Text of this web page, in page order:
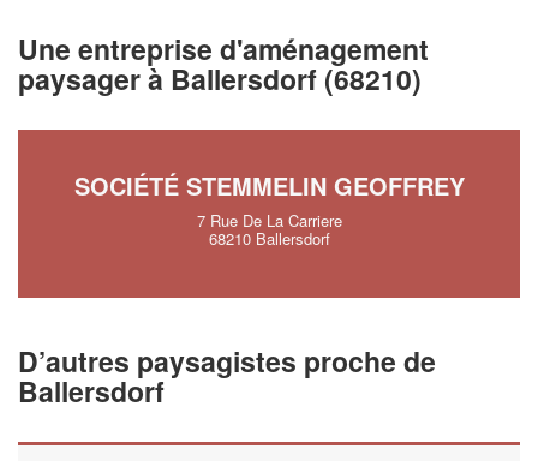
Une entreprise d'aménagement
paysager à Ballersdorf (68210)
SOCIÉTÉ STEMMELIN GEOFFREY
7 Rue De La Carriere
68210 Ballersdorf
D’autres paysagistes proche de
Ballersdorf
Augmentez votrechiffre
vosmargestout en gagnant de
En savoir plus